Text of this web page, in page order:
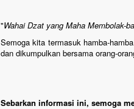
"Wahai Dzat yang Maha Membolak-
Semoga kita termasuk hamba-
dan dikumpulkan bersama orang-
Sebarkan informasi ini, semoga